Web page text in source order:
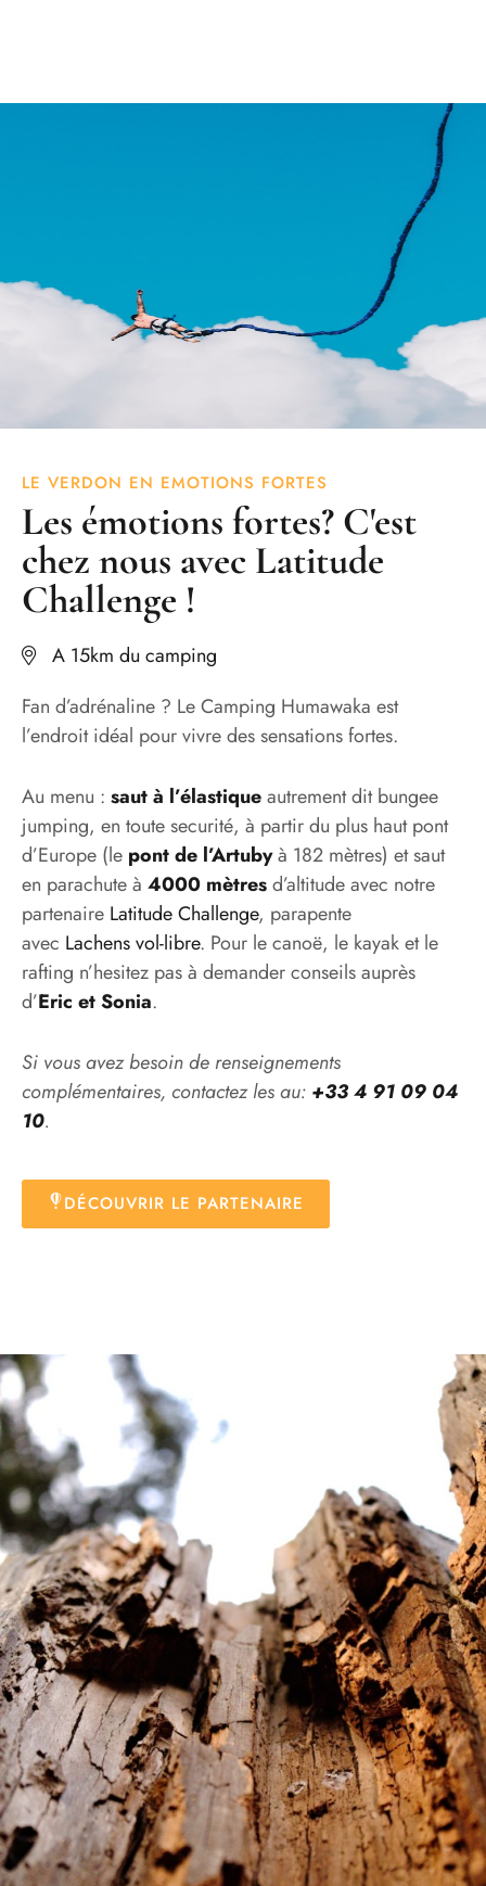
LE VERDON EN EMOTIONS FORTES
Les émotions fortes? C'est
chez nous avec Latitude
Challenge !
A 15km du camping
Fan d’adrénaline ? Le Camping Humawaka est
l’endroit idéal pour vivre des sensations fortes.
Au menu : saut à l’élastiqueautrement dit bungee
jumping, en toute securité, à partir du plus haut pont
d’Europe (le pont de l’Artubyà 182 mètres) et saut
en parachute à 4000 mètresd’altitude avec notre
partenaire Latitude Challenge, parapente
avec Lachens vol-libre. Pour le canoë, le kayak et le
rafting n’hesitez pas à demander conseils auprès
d’Eric et Sonia.
Si vous avez besoin de renseignements
complémentaires, contactez les au: +33 4 91 09 04
10.
DÉCOUVRIR LE PARTENAIRE